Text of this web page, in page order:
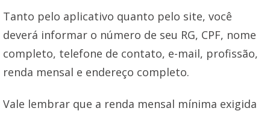
Tanto pelo aplicativo quanto pelo site, você
deverá informar o número de seu RG, CPF, nome
completo, telefone de contato, e-mail, profissão,
renda mensal e endereço completo.
Vale lembrar que a renda mensal mínima exigida